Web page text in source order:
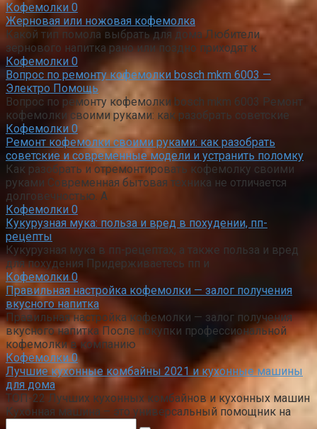
Кофемолки 0
Жерновая или ножовая кофемолка
Какой тип помола выбрать для дома Любители
зернового напитка рано или поздно приходят к
Кофемолки 0
Вопрос по ремонту кофемолки bosch mkm 6003 —
Электро Помощь
Вопрос по ремонту кофемолки bosch mkm 6003 Ремонт
кофемолки своими руками: как разобрать советские
Кофемолки 0
Ремонт кофемолки своими руками: как разобрать
советские и современные модели и устранить поломку
Как разобрать и отремонтировать кофемолку своими
руками Современная бытовая техника не отличается
долговечностью. А
Кофемолки 0
Кукурузная мука: польза и вред в похудении, пп-
рецепты
Кукурузная мука в пп-рецептах, а также польза и вред
для похудения Придерживаетесь пп и
Кофемолки 0
Правильная настройка кофемолки — залог получения
вкусного напитка
Правильная настройка кофемолки — залог получения
вкусного напитка После покупки профессиональной
кофемолки в компанию
Кофемолки 0
Лучшие кухонные комбайны 2021 и кухонные машины
для дома
ТОП-22 Лучших кухонных комбайнов и кухонных машин
Кухонная машина – это универсальный помощник на